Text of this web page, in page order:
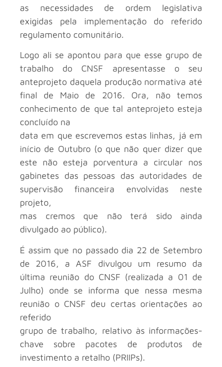
as necessidades de ordem legislativa
exigidas pela implementação do referido
regulamento comunitário.
Logo ali se apontou para que esse grupo de
trabalho do CNSF apresentasse o seu
anteprojeto daquela produção normativa até
final de Maio de 2016. Ora, não temos
conhecimento de que tal anteprojeto esteja
concluído na
data em que escrevemos estas linhas, já em
início de Outubro (o que não quer dizer que
este não esteja porventura a circular nos
gabinetes das pessoas das autoridades de
supervisão financeira envolvidas neste
projeto,
mas cremos que não terá sido ainda
divulgado ao público).
É assim que no passado dia 22 de Setembro
de 2016, a ASF divulgou um resumo da
última reunião do CNSF (realizada a 01 de
Julho) onde se informa que nessa mesma
reunião o CNSF deu certas orientações ao
referido
grupo de trabalho, relativo às informações-
chave sobre pacotes de produtos de
investimento a retalho (PRIIPs).